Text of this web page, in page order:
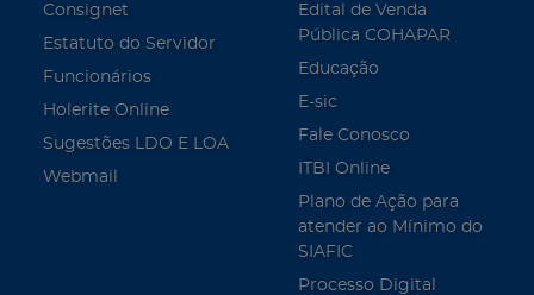
Consignet
Estatuto do Servidor
Funcionários
Holerite Online
Sugestões LDO E LOA
Webmail
Edital de Venda
Pública COHAPAR
Educação
E-sic
Fale Conosco
ITBI Online
Plano de Ação para
atender ao Mínimo do
SIAFIC
Processo Digital